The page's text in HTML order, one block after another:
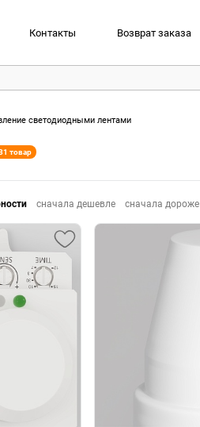
Контакты Возврат заказа
светодиодными лентами
товар
сначала дешевле сначала дороже